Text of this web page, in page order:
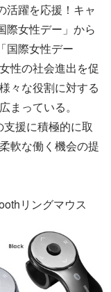
活躍を応援！キャ
際女性デー」から
国際女性デー
性の社会進出を促
々な役割に対する
まっている。
援に積極的に取
軟な働く機会の提
リングマウス